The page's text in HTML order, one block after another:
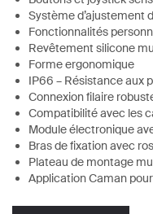
Système d’ajustement
Fonctionnalités
Revêtement silicone
Forme ergonomique
IP66 – Résistance aux
Connexion filaire
Compatibilité avec les
Module électronique
Bras de fixation avec
Plateau de montage
Application Caman